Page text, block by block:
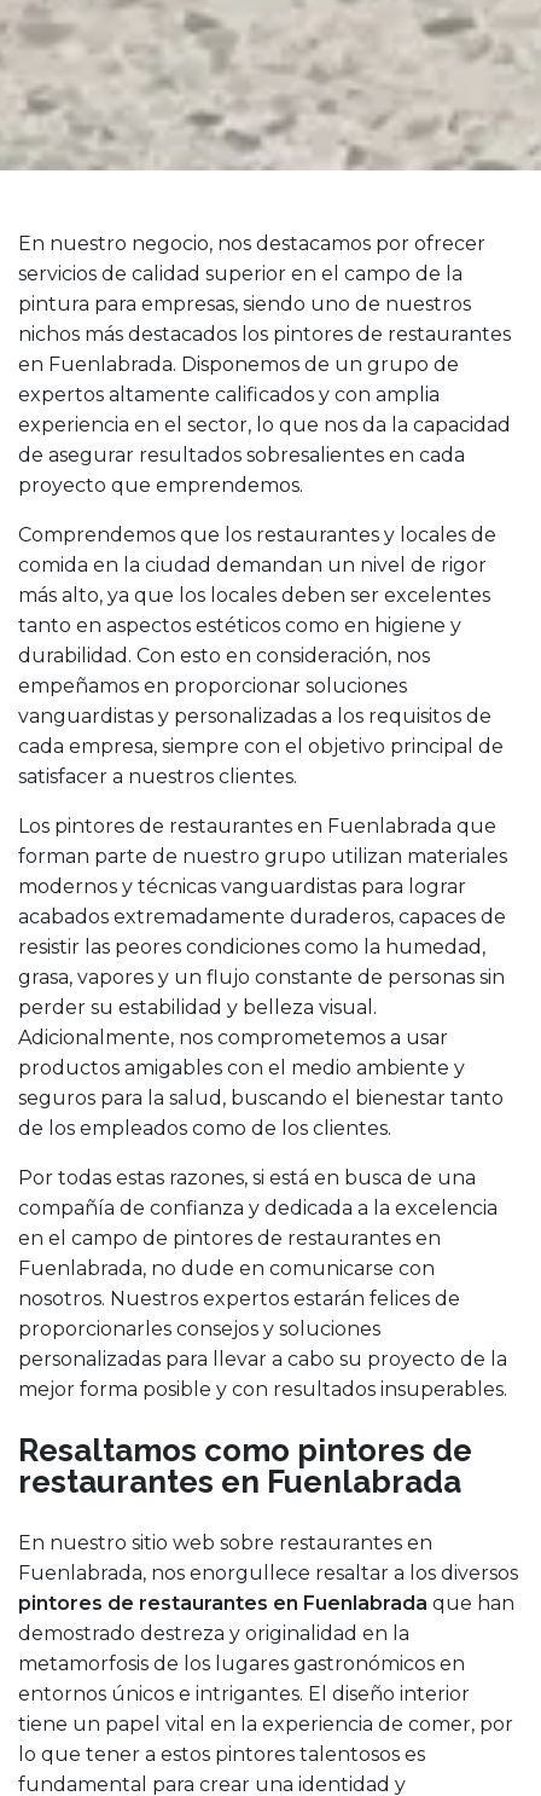
En nuestro negocio, nos destacamos por ofrecer
servicios de calidad superior en el campo de la
pintura para empresas, siendo uno de nuestros
nichos más destacados los pintores de restaurantes
en Fuenlabrada. Disponemos de un grupo de
expertos altamente calificados y con amplia
experiencia en el sector, lo que nos da la capacidad
de asegurar resultados sobresalientes en cada
proyecto que emprendemos.
Comprendemos que los restaurantes y locales de
comida en la ciudad demandan un nivel de rigor
más alto, ya que los locales deben ser excelentes
tanto en aspectos estéticos como en higiene y
durabilidad. Con esto en consideración, nos
empeñamos en proporcionar soluciones
vanguardistas y personalizadas a los requisitos de
cada empresa, siempre con el objetivo principal de
satisfacer a nuestros clientes.
Los pintores de restaurantes en Fuenlabrada que
forman parte de nuestro grupo utilizan materiales
modernos y técnicas vanguardistas para lograr
acabados extremadamente duraderos, capaces de
resistir las peores condiciones como la humedad,
grasa, vapores y un flujo constante de personas sin
perder su estabilidad y belleza visual.
Adicionalmente, nos comprometemos a usar
productos amigables con el medio ambiente y
seguros para la salud, buscando el bienestar tanto
de los empleados como de los clientes.
Por todas estas razones, si está en busca de una
compañía de confianza y dedicada a la excelencia
en el campo de pintores de restaurantes en
Fuenlabrada, no dude en comunicarse con
nosotros. Nuestros expertos estarán felices de
proporcionarles consejos y soluciones
personalizadas para llevar a cabo su proyecto de la
mejor forma posible y con resultados insuperables.
Resaltamos como pintores de
restaurantes en Fuenlabrada
En nuestro sitio web sobre restaurantes en
Fuenlabrada, nos enorgullece resaltar a los diversos
pintores de restaurantes en Fuenlabrada que han
demostrado destreza y originalidad en la
metamorfosis de los lugares gastronómicos en
entornos únicos e intrigantes. El diseño interior
tiene un papel vital en la experiencia de comer, por
lo que tener a estos pintores talentosos es
fundamental para crear una identidad y